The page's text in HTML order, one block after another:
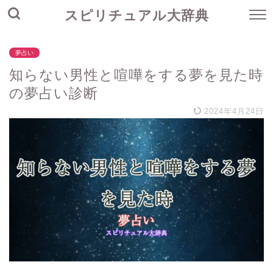
スピリチュアル大辞典
夢占い
知らない男性と喧嘩をする夢を見た時
の夢占い診断
2024年4月24日